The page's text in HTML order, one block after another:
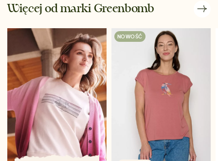
Więcej od marki Greenbomb
NOWOŚĆ